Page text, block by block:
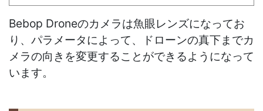
Bebop Droneのカメラは魚眼レンズになってお
り、パラメータによって、ドローンの真下までカ
メラの向きを変更することができるようになって
います。